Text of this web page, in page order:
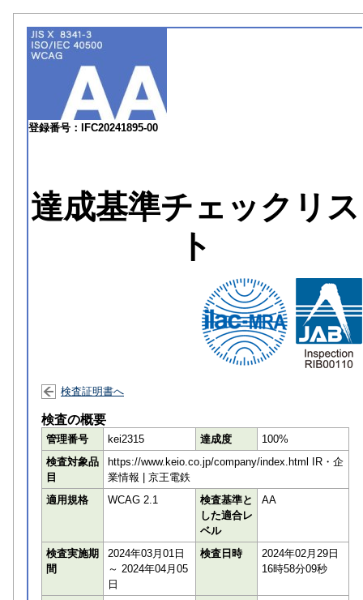
登録番号：IFC20241895-00
達成基準チェックリス
ト
検査証明書へ
検査の概要
管理番号 kei2315 達成度
100%
検査対象品
目
https://www.keio.co.jp/company/index.html IR・企
業情報 | 京王電鉄
適用規格
WCAG 2.1
検査基準と
した適合レ
ベル
AA
検査実施期
間
2024年03月01日
～ 2024年04月05
日
検査日時
2024年02月29日
16時58分09秒